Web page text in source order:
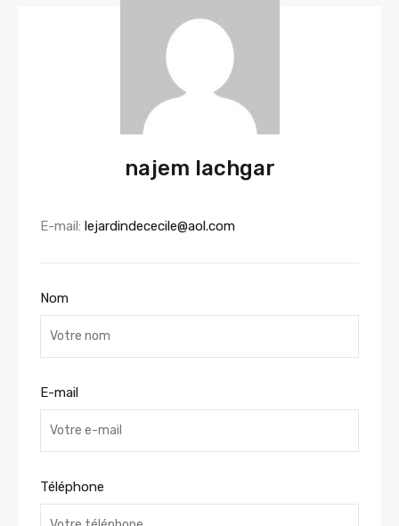
najem lachgar
E-mail: lejardindececile@aol.com
Nom
E-mail
Téléphone